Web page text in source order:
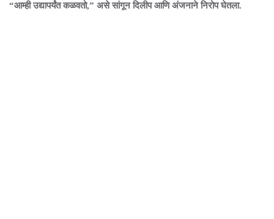
“आम्ही उद्यापर्यंत कळवतो,” असे सांगून दिलीप आणि अंजनाने निरोप घेतला.